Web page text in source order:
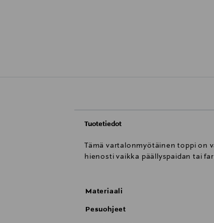
Tuotetiedot
Tämä vartalonmyötäinen toppi on
hienosti vaikka päällyspaidan tai
Materiaali
Pesuohjeet